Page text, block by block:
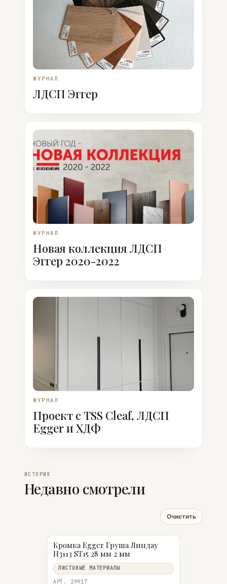
ЖУРНАЛ
ЛДСП Эггер
ЖУРНАЛ
Новая коллекция ЛДСП
Эггер 2020-2022
ЖУРНАЛ
Проект с TSS Cleaf, ЛДСП
Egger и ХДФ
ИСТОРИЯ
Недавно смотрели
Очистить
Кромка Egger Груша Линдау
Н3113 ST15 28 мм 2 мм
ЛИСТОВЫЕ МАТЕРИАЛЫ
АРТ. 29917